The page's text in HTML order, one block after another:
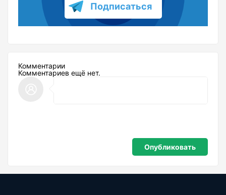
Подписаться
Комментарии
Комментариев ещё нет.